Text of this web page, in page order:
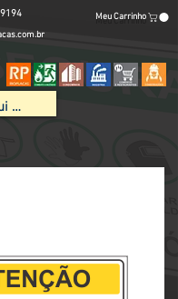
Meu Carrinho